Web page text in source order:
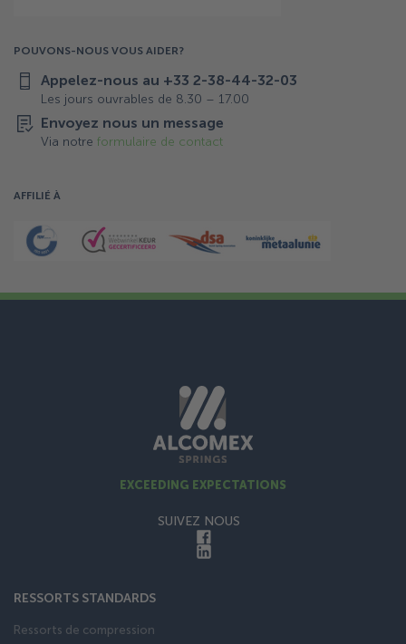
POUVONS-NOUS VOUS AIDER?
Appelez-nous au +33 2-38-44-32-03
Les jours ouvrables de 8.30 – 17.00
Envoyez nous un message
Via notreformulaire de contact
AFFILIÉ À
EXCEEDING EXPECTATIONS
SUIVEZ NOUS
RESSORTS STANDARDS
Ressorts de compression